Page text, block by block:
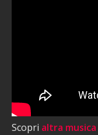
Scopri altra musica